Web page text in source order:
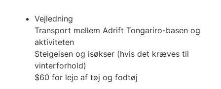
Vejledning
Transport mellem Adrift Tongariro-basen og
aktiviteten
Steigeisen og isøkser (hvis det kræves til
vinterforhold)
$60 for leje af tøj og fodtøj